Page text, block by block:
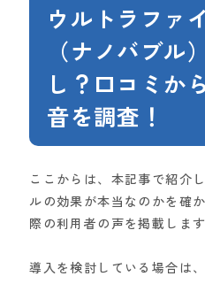
ウルトラファ
（ナノバブル
し？口コミか
音を調査！
ここからは、本記事で紹介
ルの効果が本当なのかを確
際の利用者の声を掲載します
導入を検討している場合は